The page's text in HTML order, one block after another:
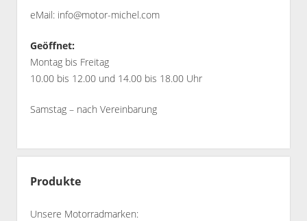
eMail: info@motor-michel.com
Geöffnet:
Montag bis Freitag
10.00 bis 12.00 und 14.00 bis 18.00 Uhr
Samstag – nach Vereinbarung
Produkte
Unsere Motorradmarken: